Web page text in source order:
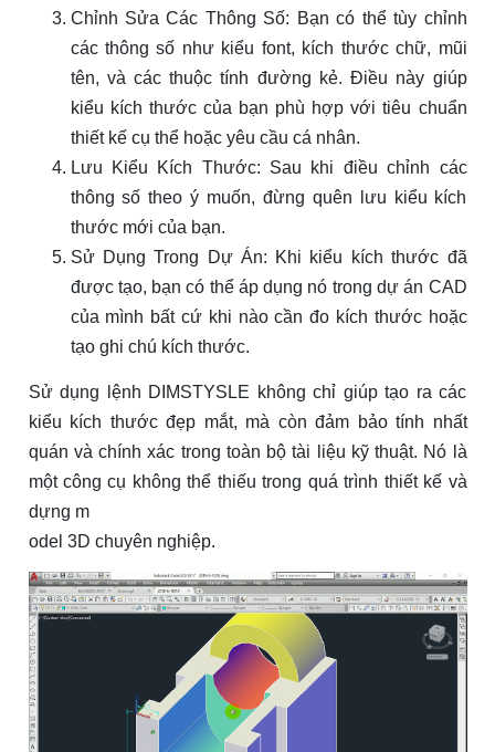
Chỉnh Sửa Các Thông Số: Bạn có thể tùy chỉnh
các thông số như kiểu font, kích thước chữ, mũi
tên, và các thuộc tính đường kẻ. Điều này giúp
kiểu kích thước của bạn phù hợp với tiêu chuẩn
thiết kế cụ thể hoặc yêu cầu cá nhân.
Lưu Kiểu Kích Thước: Sau khi điều chỉnh các
thông số theo ý muốn, đừng quên lưu kiểu kích
thước mới của bạn.
Sử Dụng Trong Dự Án: Khi kiểu kích thước đã
được tạo, bạn có thể áp dụng nó trong dự án CAD
của mình bất cứ khi nào cần đo kích thước hoặc
tạo ghi chú kích thước.
Sử dụng lệnh DIMSTYSLE không chỉ giúp tạo ra các
kiểu kích thước đẹp mắt, mà còn đảm bảo tính nhất
quán và chính xác trong toàn bộ tài liệu kỹ thuật. Nó là
một công cụ không thể thiếu trong quá trình thiết kế và
dựng m
odel 3D chuyên nghiệp.